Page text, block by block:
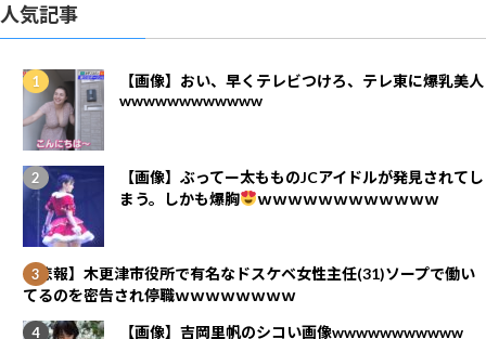
人気記事
【画像】おい、早くテレビつけろ、テレ東に爆乳美人
wwwwwwwwwwww
【画像】ぶってー太もものJCアイドルが発見されてし
まう。しかも爆胸
ｗｗｗｗｗｗｗｗｗｗｗｗ
【悲報】木更津市役所で有名なドスケベ女性主任(31)ソープで働い
てるのを密告され停職ｗｗｗｗｗｗｗｗ
【画像】吉岡里帆のシコい画像wwwwwwwwwww